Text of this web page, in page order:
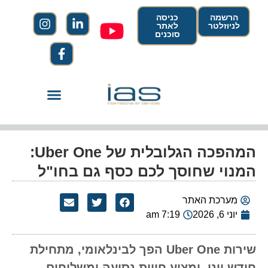
הרשמה
לניוזלטר
כניסה
לאתר
סוכנים
המהפכה הגלובלית של Uber One:
המנוי שחוסך לכם כסף גם בחו"ל
מערכת האתר
יוני 6, 2026
7:19 am
שירות Uber One הפך לבינלאומי, מתחילת